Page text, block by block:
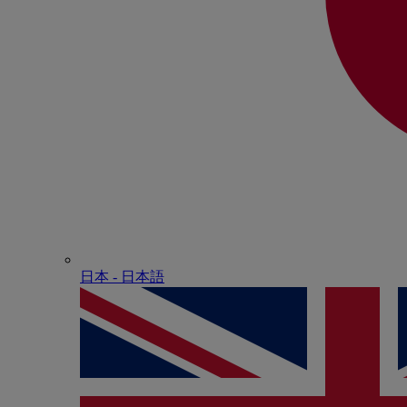
日本 - ⽇本語